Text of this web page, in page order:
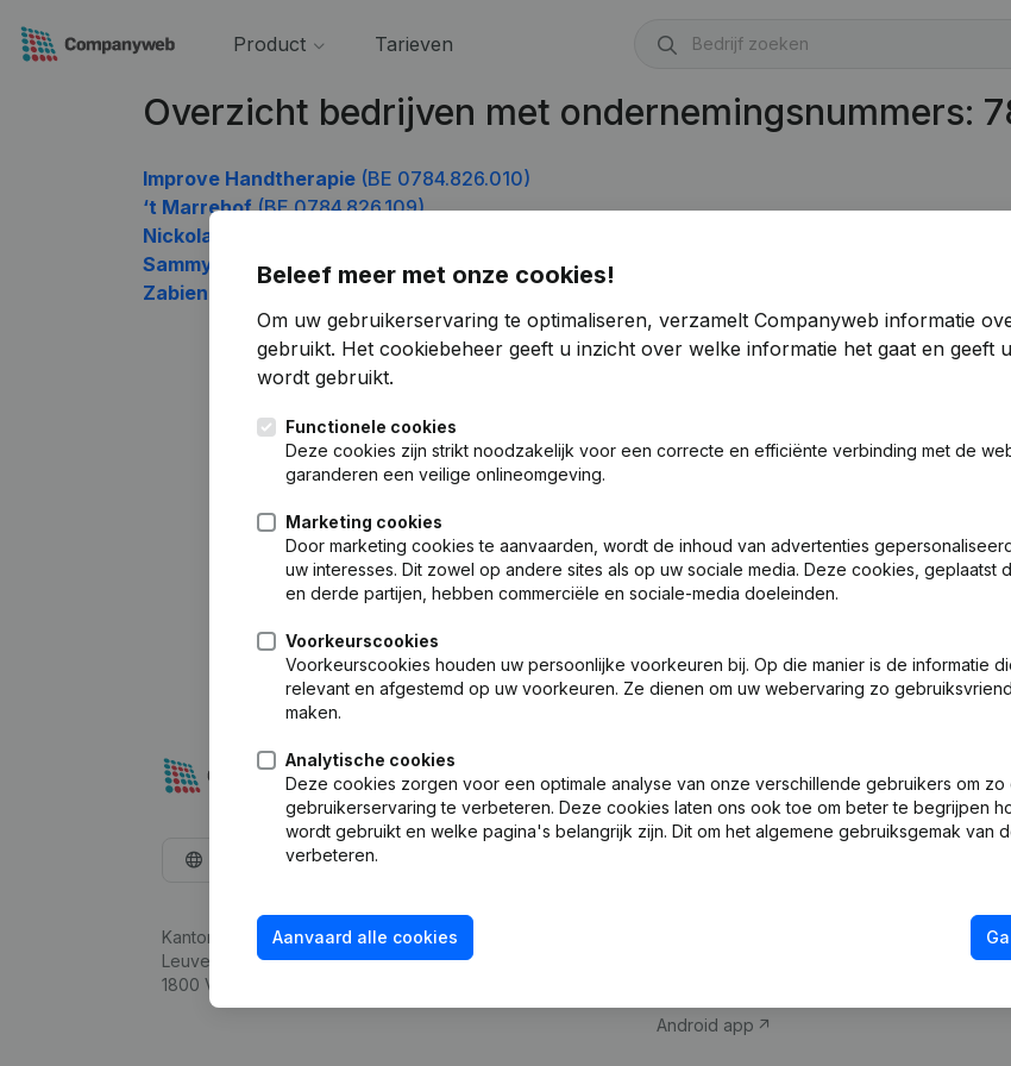
Product Tarieven
Overzicht bedrijven met ondernemingsnummers:
Improve Handtherapie (BE 0784.826.010)
‘t Marrehof(BE 0784.826.109)
Nickolas
Sammy Hofmans (BE 0784.826.307)
Zabien
Beleef meer met onze cookies!
Om uw gebruikerservaring te optimaliseren, verzamelt Companyweb informatie
gebruikt. Het cookiebeheer geeft u inzicht over welke informatie het gaat en geeft
wordt gebruikt.
Functionele cookies
Deze cookies zijn strikt noodzakelijk voor een correcte en efficiënte verbinding met de
garanderen een veilige onlineomgeving.
Marketing cookies
Door marketing cookies te aanvaarden, wordt de inhoud van advertenties
uw interesses. Dit zowel op andere sites als op uw sociale media. Deze cookies, geplaatst
en derde partijen, hebben commerciële en sociale-media doeleinden.
Voorkeurscookies
Voorkeurscookies houden uw persoonlijke voorkeuren bij. Op die manier is de informatie
relevant en afgestemd op uw voorkeuren. Ze dienen om uw webervaring zo
maken.
Analytische cookies
Deze cookies zorgen voor een optimale analyse van onze verschillende gebruikers om zo
gebruikerservaring te verbeteren. Deze cookies laten ons ook toe om beter te begrijpen
wordt gebruikt en welke pagina's belangrijk zijn. Dit om het algemene gebruiksgemak van
verbeteren.
Aanvaard alle cookies
Nederlands
Kantorenpark Everest
Leuvensesteenweg 248D,
1800 Vilvoorde
Bedrijfsinformatie
Android app